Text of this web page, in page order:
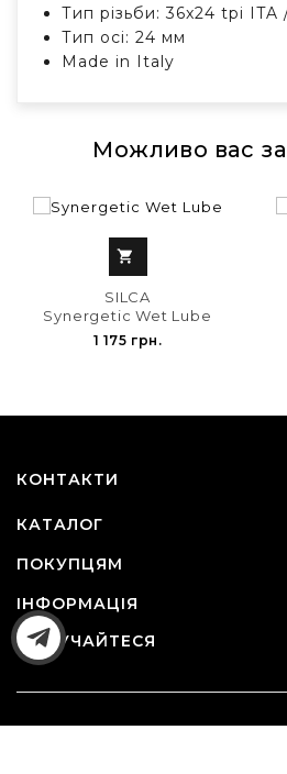
Тип різьби: 36x24 tpi
Тип осі: 24 мм
Made in Italy
Можливо вас

SILCA
Synergetic Wet Lube
1 175 грн.
КОНТАКТИ
КАТАЛОГ
ПОКУПЦЯМ
ІНФОРМАЦІЯ
ДОЛУЧАЙТЕСЯ